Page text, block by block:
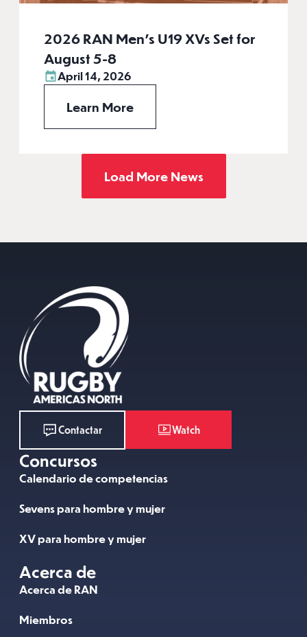
2026 RAN Men’s U19 XVs Set for
August 5-8
April 14, 2026
Learn More
Load More News
Contactar Watch
Concursos
Calendario de competencias
Sevens para hombre y mujer
XV para hombre y mujer
Acerca de
Acerca de RAN
Miembros